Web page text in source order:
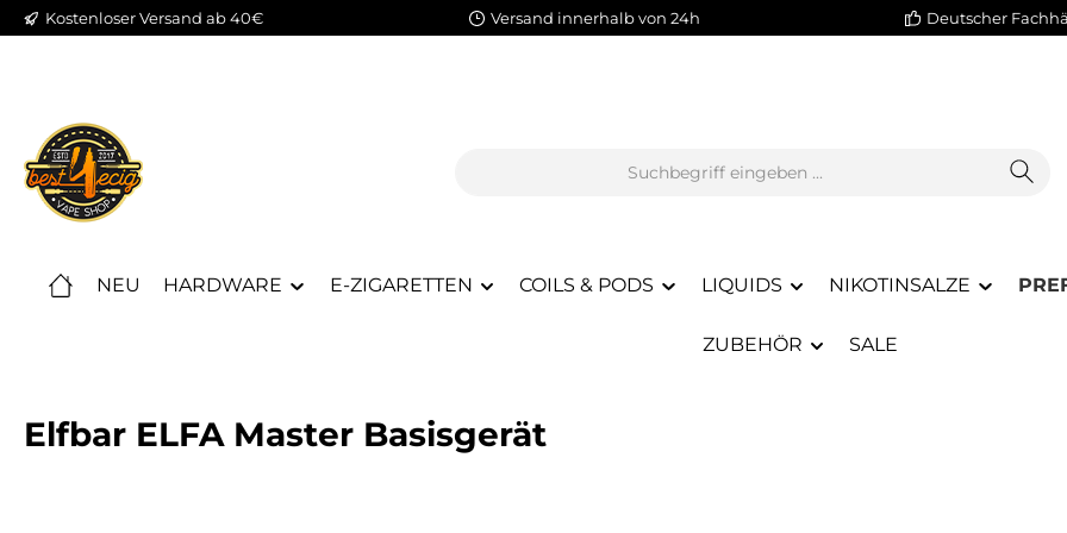
Hauptinhalt springen
Zur Suche springen
Zur Hauptnavigation springen
Kostenloser Versand ab 40€ Versand innerhalb von 24h Deutscher
NEU HARDWARE E-ZIGARETTEN COILS & PODS LIQUIDS NIKOTINSALZE
ZUBEHÖR SALE
Elfbar ELFA Master Basisgerät